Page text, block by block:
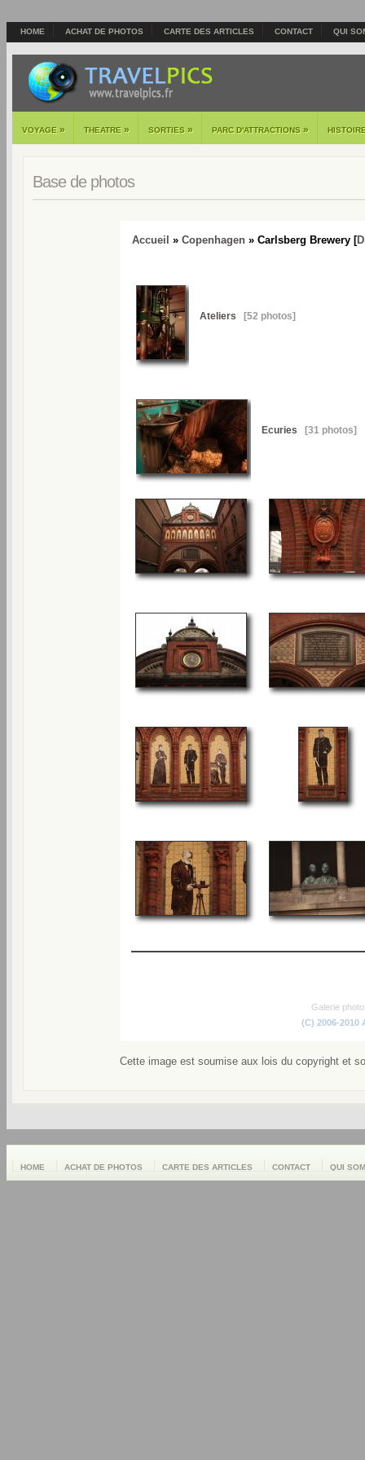
HOME ACHAT DE PHOTOS CARTE DES ARTICLES CONTACT QUI
VOYAGE » THEATRE » SORTIES » PARC D'ATTRACTIONS »
Base de photos
Accueil » Copenhagen» Carlsberg Brewery [
Ateliers [52 photos]
Ecuries [31 photos]
Galerie
(C) 2006-2010
Cette image est soumise aux lois du copyright et
HOME ACHAT DE PHOTOS CARTE DES ARTICLES CONTACT QUI